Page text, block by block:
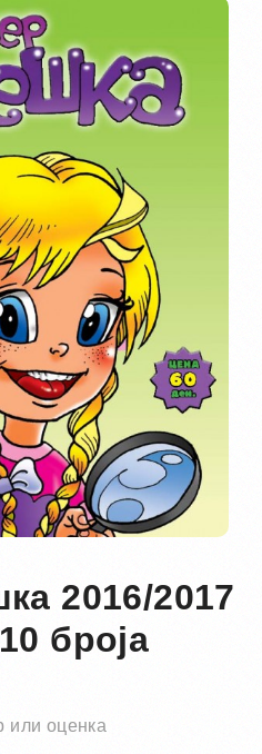
2016/2017
броја
или оценка